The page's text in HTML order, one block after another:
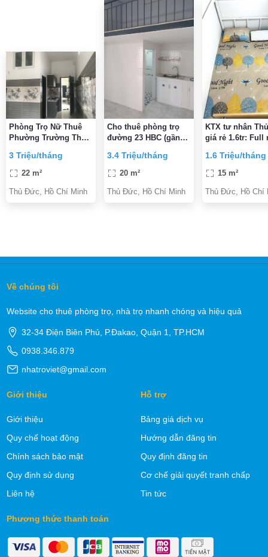
Phòng Trọ Nữ Thuê
Phường Trường Thọ-
3 Triệu/tháng
22 m²
Thủ Đức, Hồ Chí Minh
Cho thuê phòng trọ
đường 23 HBC (gần
3.4 Triệu/tháng
20 m²
Thủ Đức, Hồ Chí Minh
KTX tư nhân
giá rẻ 1.6tr: Full
bao điện nước,
giường 1m2
1.6 Triệu/tháng
15 m²
Thủ Đức, Hồ Chí
Về chúng tôi
Website cho thuê phòng trọ, nhà trọ nhanh chóng và hiệu quả
32-34 Điện Biên Phủ, P.Đakao, Quận 1, TP.HCM
0938.346.879
nhatroviet@gmail.com
Giới thiệu
Giới thiệu
Quy chế hoạt động
Chính sách bảo mật
Quy định sử dụng
Liên hệ
Hỗ trợ
Bảng giá dịch vụ
Hướng dẫn đăng tin
Quy định đăng tin
Cơ chế giải quyết tranh chấp
Tin tức
Phương thức thanh toán